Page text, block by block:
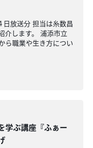
日放送分 担当は糸数昌
介します。 浦添市立
ら職業や生き方につい
学ぶ講座『ふぁー